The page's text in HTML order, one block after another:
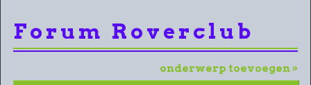
Forum Roverclub
onderwerp toevoegen »